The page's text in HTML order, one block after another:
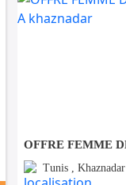
Tunis , Khaznadar